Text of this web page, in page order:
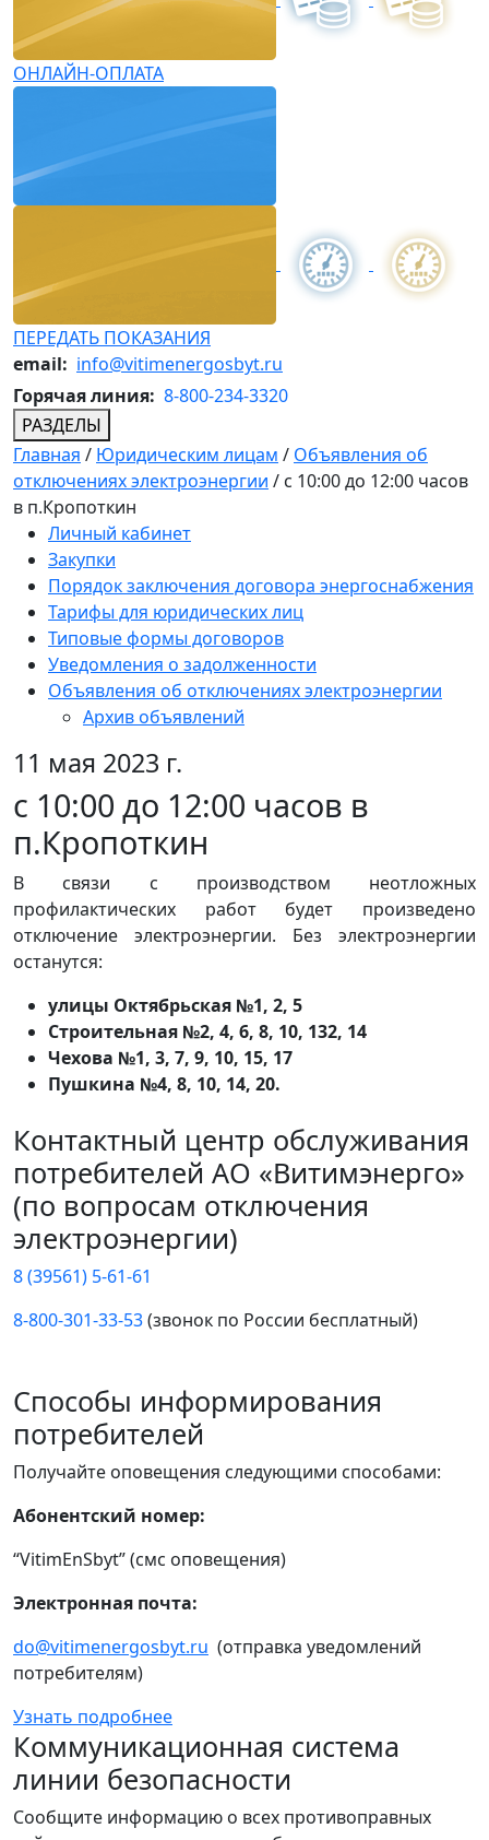
ОНЛАЙН-ОПЛАТА
ПЕРЕДАТЬ ПОКАЗАНИЯ
email: info@vitimenergosbyt.ru
Горячая линия: 8-800-234-3320
РАЗДЕЛЫ
Главная / Юридическим лицам / Объявления об
отключениях электроэнергии / с 10:00 до 12:00 часов
в п.Кропоткин
Личный кабинет
Закупки
Порядок заключения договора энергоснабжения
Тарифы для юридических лиц
Типовые формы договоров
Уведомления о задолженности
Объявления об отключениях электроэнергии
Архив объявлений
11 мая 2023 г.
с 10:00 до 12:00 часов в
п.Кропоткин
В связи с производством неотложных
профилактических работ будет произведено
отключение электроэнергии. Без электроэнергии
останутся:
улицы Октябрьская №1, 2, 5
Строительная №2, 4, 6, 8, 10, 132, 14
Чехова №1, 3, 7, 9, 10, 15, 17
Пушкина №4, 8, 10, 14, 20.
Контактный центр обслуживания
потребителей АО «Витимэнерго»
(по вопросам отключения
электроэнергии)
8 (39561) 5-61-61
8-800-301-33-53(звонок по России бесплатный)
Способы информирования
потребителей
Получайте оповещения следующими способами:
Абонентский номер:
“VitimEnSbyt” (смс оповещения)
Электронная почта:
do@vitimenergosbyt.ru (отправка уведомлений
потребителям)
Узнать подробнее
Коммуникационная система
линии безопасности
Сообщите информацию о всех противоправных